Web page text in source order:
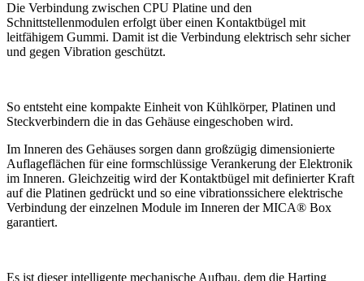
Die Verbindung zwischen CPU Platine und den
Schnittstellenmodulen erfolgt über einen Kontaktbügel mit
leitfähigem Gummi. Damit ist die Verbindung elektrisch sehr sicher
und gegen Vibration geschützt.
So entsteht eine kompakte Einheit von Kühlkörper, Platinen und
Steckverbindern die in das Gehäuse eingeschoben wird.
Im Inneren des Gehäuses sorgen dann großzügig dimensionierte
Auflageflächen für eine formschlüssige Verankerung der Elektronik
im Inneren. Gleichzeitig wird der Kontaktbügel mit definierter Kraft
auf die Platinen gedrückt und so eine vibrationssichere elektrische
Verbindung der einzelnen Module im Inneren der MICA® Box
garantiert.
Es ist dieser intelligente mechanische Aufbau, dem die Harting